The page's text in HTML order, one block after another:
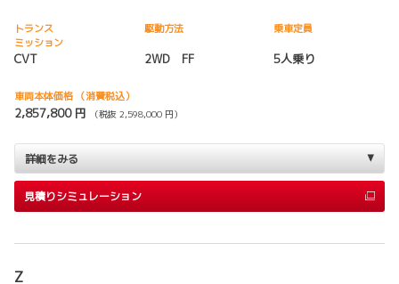
トランス
ミッション
CVT
駆動方法
2WD FF
乗車定員
5人乗り
車両本体価格 （消費税込）
2,857,800 円 （税抜 2,598,000 円）
詳細をみる
見積りシミュレーション
Z